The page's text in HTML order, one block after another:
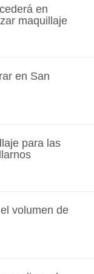
en
maquillaje
en San
para las
volumen de